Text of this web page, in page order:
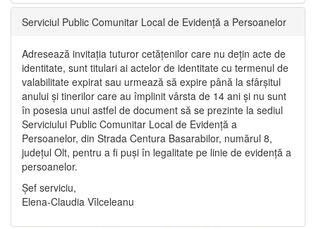
Serviciul Public Comunitar Local de Evidență a Persoanelor
Adresează invitația tuturor cetățenilor care nu dețin acte de
identitate, sunt titulari ai actelor de identitate cu termenul de
valabilitate expirat sau urmează să expire până la sfârșitul
anului și tinerilor care au împlinit vârsta de 14 ani și nu sunt
în posesia unui astfel de document să se prezinte la sediul
Serviciului Public Comunitar Local de Evidență a
Persoanelor, din Strada Centura Basarabilor, numărul 8,
județul Olt, pentru a fi puși în legalitate pe linie de evidență a
persoanelor.
Șef serviciu,
Elena-Claudia Vîlceleanu